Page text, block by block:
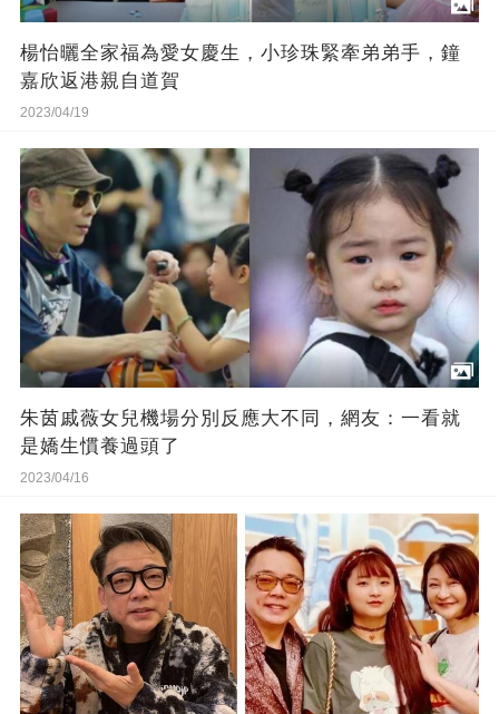
楊怡曬全家福為愛女慶生，小珍珠緊牽弟弟手，鐘
嘉欣返港親自道賀
2023/04/19
朱茵戚薇女兒機場分別反應大不同，網友：一看就
是嬌生慣養過頭了
2023/04/16